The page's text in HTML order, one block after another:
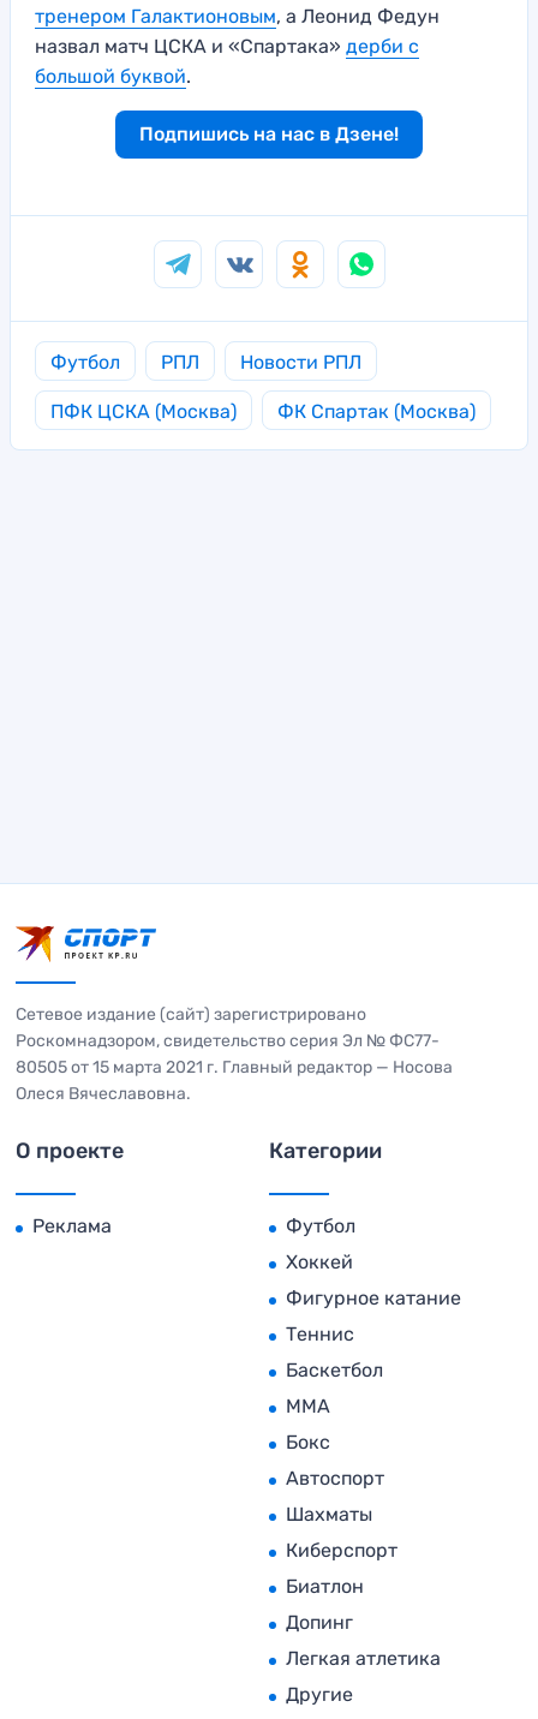
тренером Галактионовым, а Леонид Федун
назвал матч ЦСКА и «Спартака» дерби с
большой буквой.
Подпишись на нас в Дзене!
Футбол РПЛ Новости РПЛ
ПФК ЦСКА (Москва) ФК Спартак (Москва)
Сетевое издание (сайт) зарегистрировано
Роскомнадзором, свидетельство серия Эл № ФС77-
80505 от 15 марта 2021 г. Главный редактор — Носова
Олеся Вячеславовна.
О проекте
Реклама
Категории
Футбол
Хоккей
Фигурное катание
Теннис
Баскетбол
MMA
Бокс
Автоспорт
Шахматы
Киберспорт
Биатлон
Допинг
Легкая атлетика
Другие